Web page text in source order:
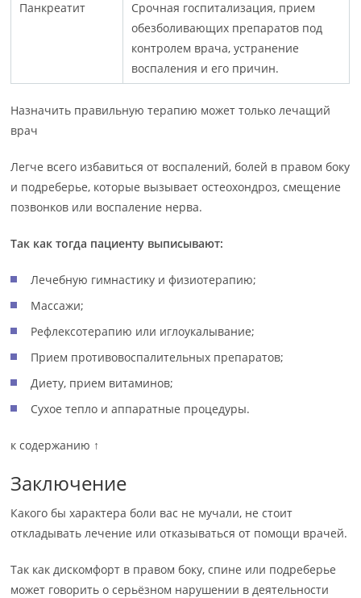
Панкреатит
Срочная госпитализация, прием
обезболивающих препаратов под
контролем врача, устранение
воспаления и его причин.
Назначить правильную терапию может только лечащий
врач
Легче всего избавиться от воспалений, болей в правом боку
и подреберье, которые вызывает остеохондроз, смещение
позвонков или воспаление нерва.
Так как тогда пациенту выписывают:
Лечебную гимнастику и физиотерапию;
Массажи;
Рефлексотерапию или иглоукалывание;
Прием противовоспалительных препаратов;
Диету, прием витаминов;
Сухое тепло и аппаратные процедуры.
к содержанию ↑
Заключение
Какого бы характера боли вас не мучали, не стоит
откладывать лечение или отказываться от помощи врачей.
Так как дискомфорт в правом боку, спине или подреберье
может говорить о серьёзном нарушении в деятельности